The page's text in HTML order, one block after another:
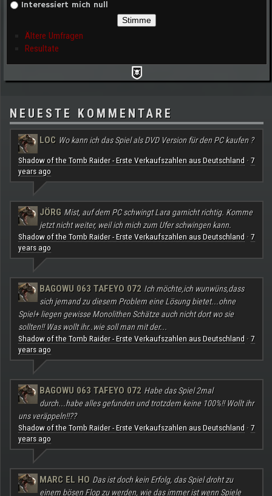
Interessiert mich null
Ältere Umfragen
Resultate
NEUESTE KOMMENTARE
LOC Wo kann ich das Spiel als DVD Version für den PC kaufen ?
Shadow of the Tomb Raider - Erste Verkaufszahlen aus Deutschland · 7
years ago
JÖRG Mist, auf dem PC schwingt Lara garnicht richtig. Komme
jetzt nicht weiter, weil ich mich zum Ufer schwingen kann.
Shadow of the Tomb Raider - Erste Verkaufszahlen aus Deutschland · 7
years ago
BAGOWU 063 TAFEYO 072 Ich möchte,ich wunwüns,dass
sich jemand zu diesem Problem eine Lösung bietet...ohne
Spiel+ liegen gewisse Monolithen Schätze auch nicht dort wo sie
sollten!! Was wollt ihr..wie soll man mit der...
Shadow of the Tomb Raider - Erste Verkaufszahlen aus Deutschland · 7
years ago
BAGOWU 063 TAFEYO 072 Habe das Spiel 2mal
durch...habe alles gefunden und trotzdem keine 100%!! Wollt ihr
uns veräppeln!!??
Shadow of the Tomb Raider - Erste Verkaufszahlen aus Deutschland · 7
years ago
MARC EL HO Das ist doch kein Erfolg, das Spiel droht zu
einem bösen Flop zu werden, wie das immer ist wenn Spiele